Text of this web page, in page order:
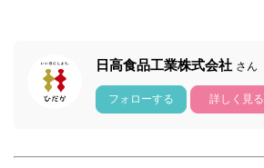
日高食品工業株式会社 さん
フォローする 詳しく見る